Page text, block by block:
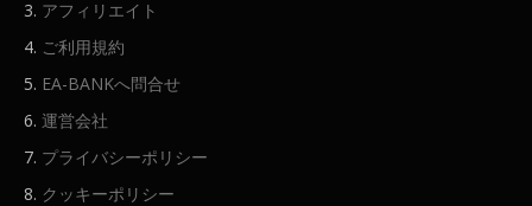
アフィリエイト
ご利用規約
EA-BANKへ問合せ
運営会社
プライバシーポリシー
クッキーポリシー